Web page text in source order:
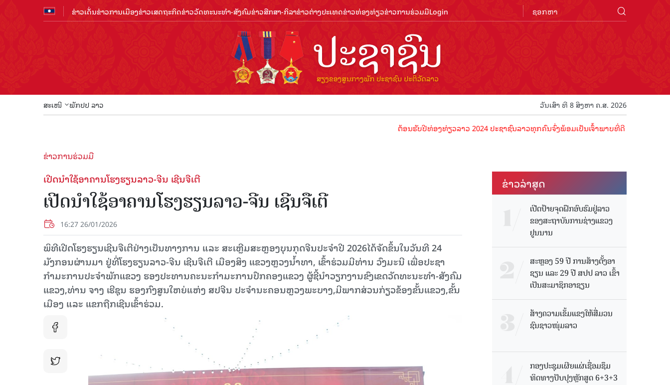
ຂ່າວເດັ່ນຂ່າວການເມືອງຂ່າວເສດຖະກິດຂ່າວວັດທະນະທຳ-ສັງຄົມຂ່າວສືກສາ-ກິລາຂ່າວຕ່າງປະເທດຂ່າວທ່ອງທ່ຽວຂ່າວການຮ່ວມມືLogin
ສະເໜີ ພັກປປ ລາວ ວັນເສົາ ທີ 8 ສິງຫາ ຄ.ສ. 2026
ຕ້ອນຮັບປີທ່ອງທ່ຽວລາວ 2024 ປະຊາຊົນລາວທຸກຄົນຈົ່ງພ້ອມເປັນເຈົ້າພາບທີ່ດີ ຕ້ອນຮັບນັກທ່ອງທ່ຽວ
ຂ່າວການຮ່ວມມື
ເປີດນໍາໃຊ້ອາຄານໂຮງຮຽນລາວ-ຈີນ ເຊີນຈືເຕີ
ເປີດນໍາໃຊ້ອາຄານໂຮງຮຽນລາວ-ຈີນ ເຊີນຈືເຕີ
16:27 26/01/2026
ພິທີເປີດໂຮງຮຽນເຊີນຈືເຕີຢ່າງເປັນທາງການ ແລະ ສະເຫຼີມສະຫຼອງບຸນກຸດຈີນປະຈຳປີ 2026ໄດ້ຈັດຂຶ້ນໃນວັນທີ 24
ມັງກອນຜ່ານມາ ຢູ່ທີ່ໂຮງຮຽນລາວ-ຈີນ ເຊີນຈືເຕີ ເມືອງສິງ ແຂວງຫຼວງນໍ້າທາ, ເຂົ້າຮ່ວມມີທ່ານ ວົງມະນີ ເພື່ອປະຊາ
ກຳມະການປະຈຳພັກແຂວງ ຮອງປະທານຄະນະກຳມະການປົກຄອງແຂວງ ຜູ້ຊີ້ນໍາວຽກງານຂົງເຂດວັດທະນະທຳ-ສັງຄົມ
ແຂວງ,ທ່ານ ຈາງ ເຮີຊຸນ ຮອງກົງສູນໃຫຍ່ແຫ່ງ ສປຈີນ ປະຈຳນະຄອນຫຼວງພະບາງ,ມີພາກສ່ວນກ່ຽວຂ້ອງຂັ້ນແຂວງ,ຂັ້ນ
ເມືອງ ແລະ ແຂກຖືກເຊີນເຂົ້າຮ່ວມ.
ຂ່າວ​ລ່າ​ສຸດ
ເປີດປ້າຍຈຸດຝຶກອົບຮົມຢູ່ລາວ
ຂອງສະຖາບັນການຊ່າງແຂວງ
ຢູນນານ
ສະຫຼອງ 59 ປີ ການສ້າງຕັ້ງອາ
ຊຽນ ແລະ 29 ປີ ສປປ ລາວ ເຂົ້າ
ເປັນສະມາຊິກອາຊຽນ
ສ້າງຄວາມເຂັ້ມແຂງໃຫ້ສື່ມວນ
ຊົນຊາວໜຸ່ມລາວ
ກອງປະຊຸມເຜີຍແຜ່ເຊື່ອມຊຶມ
ທິດທາງປັບປຸງຫຼັກສູດ 6+3+3